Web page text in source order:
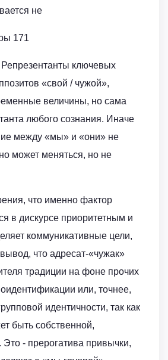
не
171
Репрезентанты ключевых
«свой / чужой»,
величины, но сама
любого сознания. Иначе
между «мы» и «они» не
может меняться, но не
что именно фактор
в дискурсе приоритетным и
коммуникативные цели,
что адресат-«чужак»
традиции на фоне прочих
или, точнее,
идентичности, так как
быть собственной,
Это - прерогатива привычки,